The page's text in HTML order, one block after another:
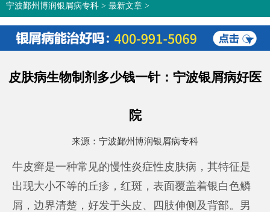
宁波鄞州博润银屑病专科 > 最新文章 >
皮肤病生物制剂多少钱一针：宁波银屑病好医
院
来源： 宁波鄞州博润银屑病专科
牛皮癣是一种常见的慢性炎症性皮肤病，其特征是
出现大小不等的丘疹，红斑，表面覆盖着银白色鳞
屑，边界清楚，好发于头皮、四肢伸侧及背部。男